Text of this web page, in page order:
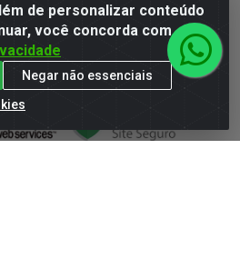
de personalizar conteúdo
você concorda com
Negar não essenciais
Seguro